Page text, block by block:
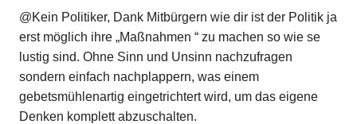
@Kein Politiker, Dank Mitbürgern wie dir ist der Politik ja
erst möglich ihre „Maßnahmen “ zu machen so wie se
lustig sind. Ohne Sinn und Unsinn nachzufragen
sondern einfach nachplappern, was einem
gebetsmühlenartig eingetrichtert wird, um das eigene
Denken komplett abzuschalten.